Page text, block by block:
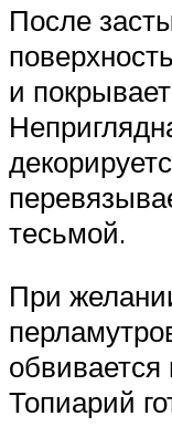
После
и
тесьмой.
При
Топиарий